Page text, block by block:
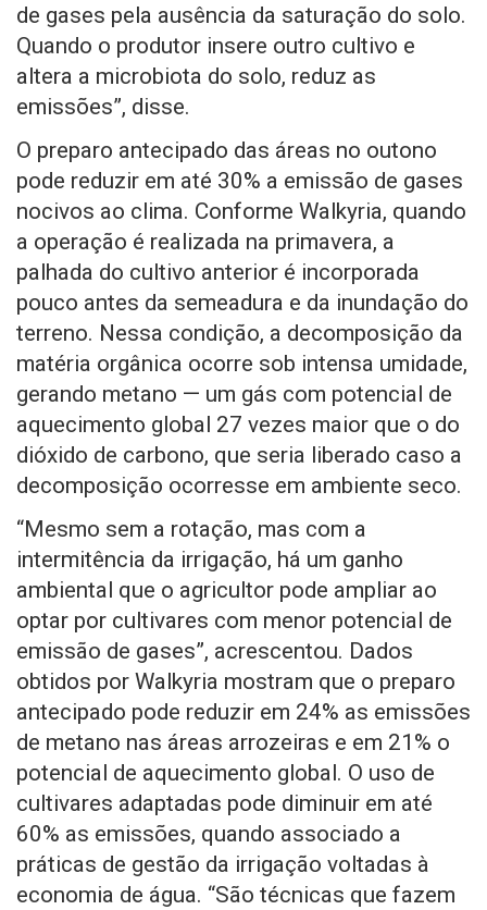
de gases pela ausência da saturação do solo.
Quando o produtor insere outro cultivo e
altera a microbiota do solo, reduz as
emissões”, disse.
O preparo antecipado das áreas no outono
pode reduzir em até 30% a emissão de gases
nocivos ao clima. Conforme Walkyria, quando
a operação é realizada na primavera, a
palhada do cultivo anterior é incorporada
pouco antes da semeadura e da inundação do
terreno. Nessa condição, a decomposição da
matéria orgânica ocorre sob intensa umidade,
gerando metano — um gás com potencial de
aquecimento global 27 vezes maior que o do
dióxido de carbono, que seria liberado caso a
decomposição ocorresse em ambiente seco.
“Mesmo sem a rotação, mas com a
intermitência da irrigação, há um ganho
ambiental que o agricultor pode ampliar ao
optar por cultivares com menor potencial de
emissão de gases”, acrescentou. Dados
obtidos por Walkyria mostram que o preparo
antecipado pode reduzir em 24% as emissões
de metano nas áreas arrozeiras e em 21% o
potencial de aquecimento global. O uso de
cultivares adaptadas pode diminuir em até
60% as emissões, quando associado a
práticas de gestão da irrigação voltadas à
economia de água. “São técnicas que fazem